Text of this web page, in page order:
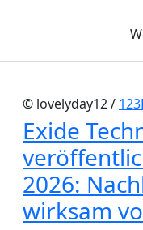
© lovelyday12 /
Exide
2026:
wirksam